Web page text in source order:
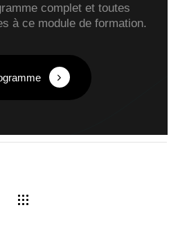
complet et toutes
à ce module de formation.